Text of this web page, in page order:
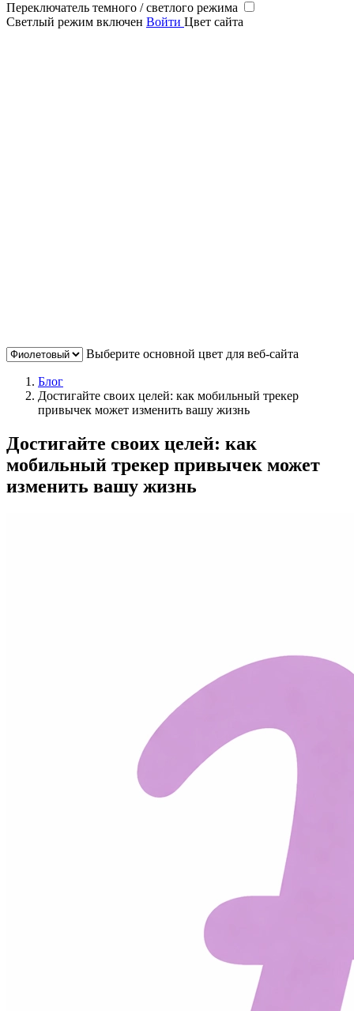
Переключатель темного / светлого режима
Светлый режим включен Войти Цвет сайта
Выберите основной цвет для веб-сайта
Блог
Достигайте своих целей: как мобильный трекер
привычек может изменить вашу жизнь
Достигайте своих целей: как
мобильный трекер привычек может
изменить вашу жизнь